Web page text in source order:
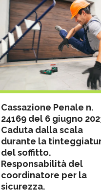
Cassazione Penale n.
24169 del 6 giugno
Caduta dalla scala
durante la
del soffitto.
Responsabilità del
coordinatore per la
sicurezza.